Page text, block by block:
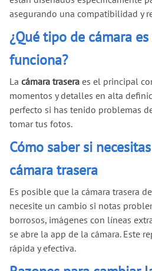
asegurando una compatibilidad y
¿Qué tipo de cámara
funciona?
La cámara trasera es el principal
momentos y detalles en alta
perfecto si has tenido problemas
tomar tus fotos.
Cómo saber si
cámara trasera
Es posible que la cámara trasera
necesite un cambio si notas
borrosos, imágenes con líneas
se abre la app de la cámara. Este
rápida y efectiva.